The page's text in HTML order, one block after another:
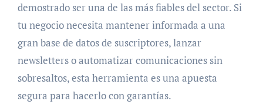
demostrado ser una de las más fiables del sector. Si
tu negocio necesita mantener informada a una
gran base de datos de suscriptores, lanzar
newsletters o automatizar comunicaciones sin
sobresaltos, esta herramienta es una apuesta
segura para hacerlo con garantías.